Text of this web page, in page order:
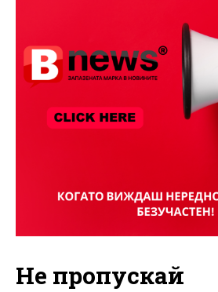
Не пропускай